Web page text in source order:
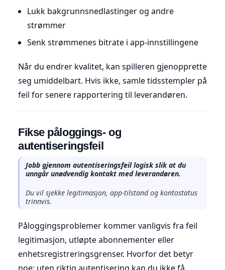
Lukk bakgrunnsnedlastinger og andre
strømmer
Senk strømmenes bitrate i app-innstillingene
Når du endrer kvalitet, kan spilleren gjenopprette
seg umiddelbart. Hvis ikke, samle tidsstempler på
feil for senere rapportering til leverandøren.
Fikse påloggings- og
autentiseringsfeil
Jobb gjennom autentiseringsfeil logisk slik at du
unngår unødvendig kontakt med leverandøren.
Du vil sjekke legitimasjon, app-tilstand og kontostatus
trinnvis.
Påloggingsproblemer kommer vanligvis fra feil
legitimasjon, utløpte abonnementer eller
enhetsregistreringsgrenser. Hvorfor det betyr